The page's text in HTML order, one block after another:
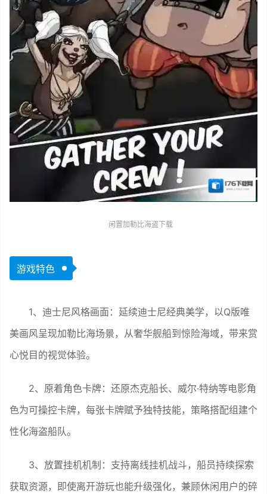
闲置加勒比海盗下载
游戏特色
1、迪士尼风格画面：延续迪士尼经典美学，以Q版唯
美画风呈现加勒比海场景，从奢华舰船到惊险海域，带来赏
心悦目的视觉体验。
2、原着角色卡牌：还原杰克船长、威尔·特纳等电影角
色为可操控卡牌，每张卡牌赋予独特技能，策略搭配组建个
性化海盗船队。
3、放置挂机机制：支持离线挂机战斗，船员持续探索
获取资源，即使离开游玩也能升级强化，兼顾休闲用户的碎